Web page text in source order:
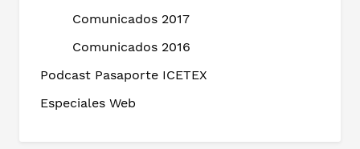
Comunicados 2017
Comunicados 2016
Podcast Pasaporte ICETEX
Especiales Web